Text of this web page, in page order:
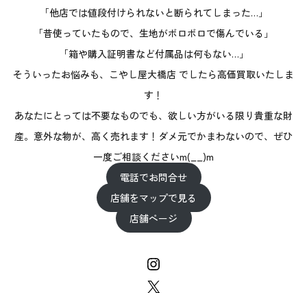
「他店では値段付けられないと断られてしまった…」
「昔使っていたもので、生地がボロボロで傷んでいる」
「箱や購入証明書など付属品は何もない…」
そういったお悩みも、こやし屋大橋店 でしたら高価買取いたしま
す！
あなたにとっては不要なものでも、欲しい方がいる限り貴重な財
産。意外な物が、高く売れます！ダメ元でかまわないので、ぜひ
一度ご相談くださいm(__)m
電話でお問合せ
店舗をマップで見る
店舗ページ